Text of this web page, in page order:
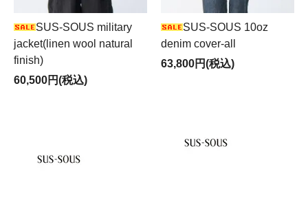
SUS-SOUS military
jacket(linen wool natural
finish)
60,500円(税込)
SUS-SOUS 10oz
denim cover-all
63,800円(税込)